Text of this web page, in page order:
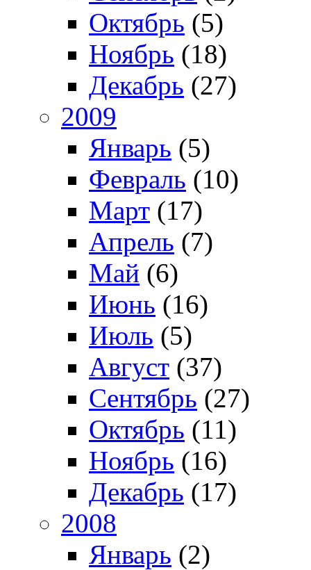
Октябрь (5)
Ноябрь (18)
Декабрь (27)
2009
Январь (5)
Февраль (10)
Март (17)
Апрель (7)
Май (6)
Июнь (16)
Июль (5)
Август (37)
Сентябрь (27)
Октябрь (11)
Ноябрь (16)
Декабрь (17)
2008
Январь (2)